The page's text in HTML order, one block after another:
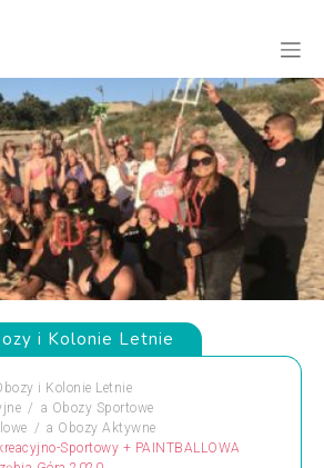
i Kolonie Letnie
i Kolonie Letnie
a Obozy Sportowe
a Obozy Aktywne
Sportowy + PAINTBALLOWA